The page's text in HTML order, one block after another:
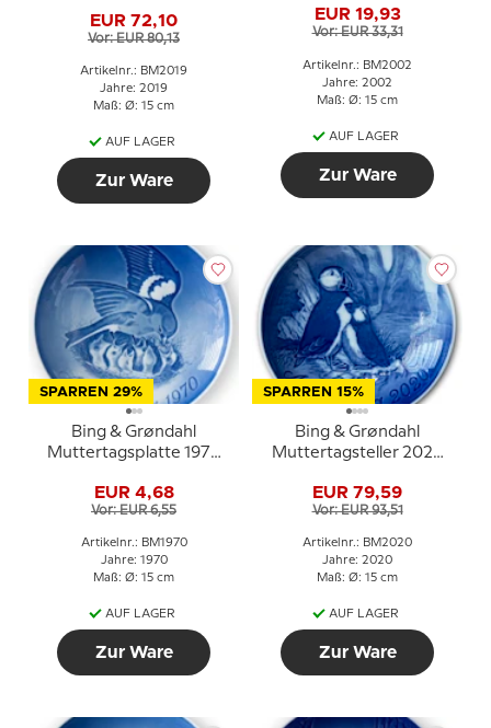
EUR 72,10
Vor: EUR 80,13
Artikelnr.: BM2019
Jahre: 2019
Maß: Ø: 15 cm
AUF LAGER
Zur Ware
EUR 19,93
Vor: EUR 33,31
Artikelnr.: BM2002
Jahre: 2002
Maß: Ø: 15 cm
AUF LAGER
Zur Ware
SPARREN 29%
Bing & Grøndahl
Muttertagsplatte 1970
EUR 4,68
Vor: EUR 6,55
Artikelnr.: BM1970
Jahre: 1970
Maß: Ø: 15 cm
AUF LAGER
Zur Ware
SPARREN 15%
Bing & Grøndahl
Muttertagsteller 2020
Jungtieren
EUR 79,59
Vor: EUR 93,51
Artikelnr.: BM2020
Jahre: 2020
Maß: Ø: 15 cm
AUF LAGER
Zur Ware